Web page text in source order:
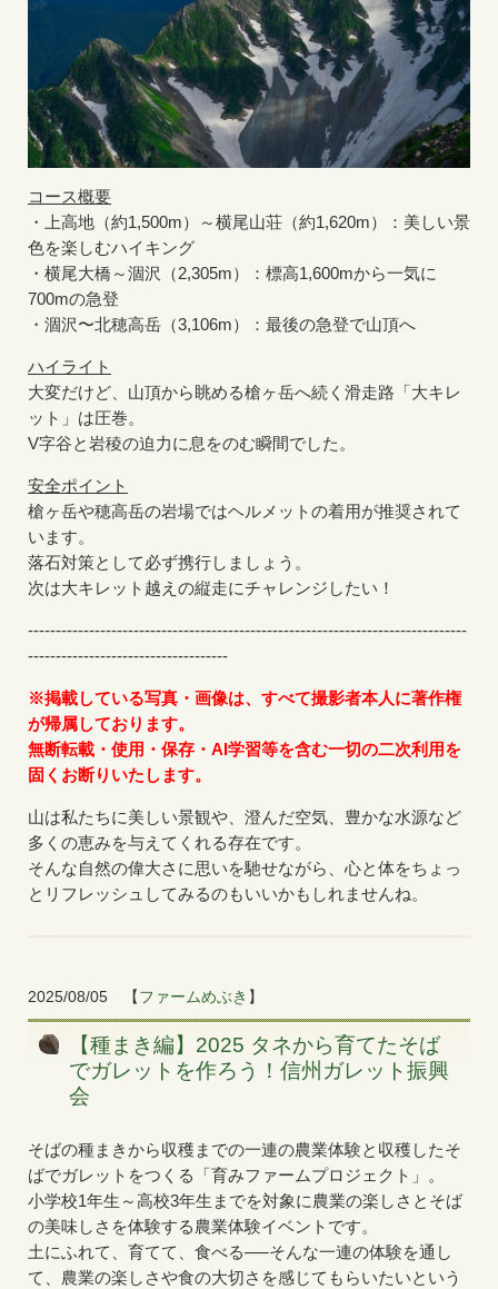
コース概要
・上高地（約1,500m）～横尾山荘（約1,620m）：美しい景
色を楽しむハイキング
・横尾大橋～涸沢（2,305m）：標高1,600mから一気に
700mの急登
・涸沢〜北穂高岳（3,106m）：最後の急登で山頂へ
ハイライト
大変だけど、山頂から眺める槍ヶ岳へ続く滑走路「大キレ
ット」は圧巻。
V字谷と岩稜の迫力に息をのむ瞬間でした。
安全ポイント
槍ヶ岳や穂高岳の岩場ではヘルメットの着用が推奨されて
います。
落石対策として必ず携行しましょう。
次は大キレット越えの縦走にチャレンジしたい！
-------------------------------------------------------------------------------
------------------------------------
※掲載している写真・画像は、すべて撮影者本人に著作権
が帰属しております。
無断転載・使用・保存・AI学習等を含む一切の二次利用を
固くお断りいたします。
山は私たちに美しい景観や、澄んだ空気、豊かな水源など
多くの恵みを与えてくれる存在です。
そんな自然の偉大さに思いを馳せながら、心と体をちょっ
とリフレッシュしてみるのもいいかもしれませんね。
2025/08/05 【ファームめぶき 】
【種まき編】2025 タネから育てたそば
でガレットを作ろう！信州ガレット振興
会
そばの種まきから収穫までの一連の農業体験と収穫したそ
ばでガレットをつくる「育みファームプロジェクト」。
小学校1年生～高校3年生までを対象に農業の楽しさとそば
の美味しさを体験する農業体験イベントです。
土にふれて、育てて、食べる──そんな一連の体験を通し
て、農業の楽しさや食の大切さを感じてもらいたいという